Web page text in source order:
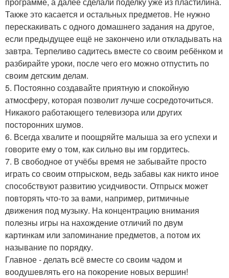
Также это касается и остальных предметов. Не нужно
перескакивать с одного домашнего задания на другое,
если предыдущее ещё не закончено или откладывать на
завтра. Терпеливо садитесь вместе со своим ребёнком и
разбирайте уроки, после чего его можно отпустить по
своим детским делам.
5. Постоянно создавайте приятную и спокойную
атмосферу, которая позволит лучше сосредоточиться.
Никакого работающего телевизора или других
посторонних шумов.
6. Всегда хвалите и поощряйте малыша за его успехи и
говорите ему о том, как сильно вы им гордитесь.
7. В свободное от учёбы время не забывайте просто
играть со своим отпрыском, ведь забавы как никто иное
способствуют развитию усидчивости. Отпрыск может
повторять что-то за вами, например, ритмичные
движения под музыку. На концентрацию внимания
полезны игры на нахождение отличий по двум
картинкам или запоминание предметов, а потом их
называние по порядку.
Главное - делать всё вместе со своим чадом и
воодушевлять его на покорение новых вершин!